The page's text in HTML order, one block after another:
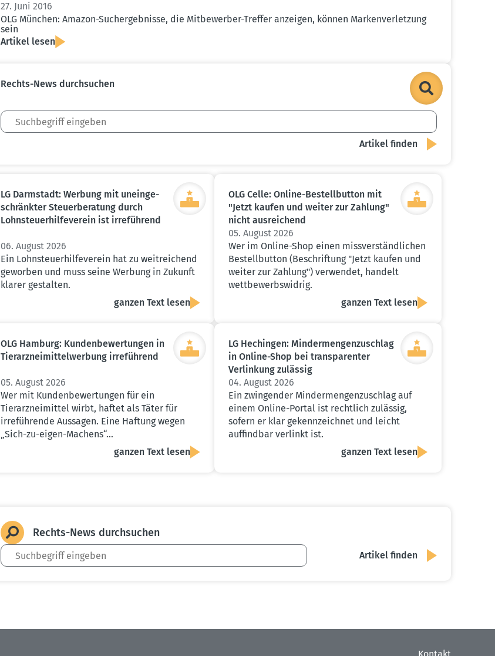
27. Juni 2016
OLG München: Amazon-Suchergeb­nisse, die Mitbe­werber-Treffer anzeigen, können Marken­ver­letzung
sein
Artikel lesen
Rechts-News durch­suchen
LG Darmstadt: Werbung mit unein­ge­
schränkter Steuer­be­ratung durch
Lohnsteu­er­hil­fe­verein ist irreführend
06. August 2026
Ein Lohnsteuerhilfeverein hat zu weitreichend
geworben und muss seine Werbung in Zukunft
klarer gestalten.
ganzen Text lesen
OLG Celle: Online-Bestell­button mit
"Jetzt kaufen und weiter zur Zahlung"
nicht ausrei­chend
05. August 2026
Wer im Online-Shop einen missverständlichen
Bestellbutton (Beschriftung "Jetzt kaufen und
weiter zur Zahlung") verwendet, handelt
wettbewerbswidrig.
ganzen Text lesen
OLG Hamburg: Kunden­be­wer­tungen in
Tierarz­nei­mit­tel­werbung irreführend
05. August 2026
Wer mit Kundenbewertungen für ein
Tierarzneimittel wirbt, haftet als Täter für
irreführende Aussagen. Eine Haftung wegen
„Sich-zu-eigen-Machens“…
ganzen Text lesen
LG Hechingen: Minder­men­gen­zu­schlag
in Online-Shop bei trans­pa­renter
Verlinkung zulässig
04. August 2026
Ein zwingender Mindermengenzuschlag auf
einem Online-Portal ist rechtlich zulässig,
sofern er klar gekennzeichnet und leicht
auffindbar verlinkt ist.
ganzen Text lesen
Rechts-News durch­suchen